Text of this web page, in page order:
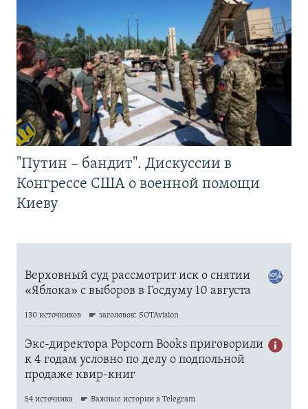
"Путин – бандит". Дискуссии в
Конгрессе США о военной помощи
Киеву